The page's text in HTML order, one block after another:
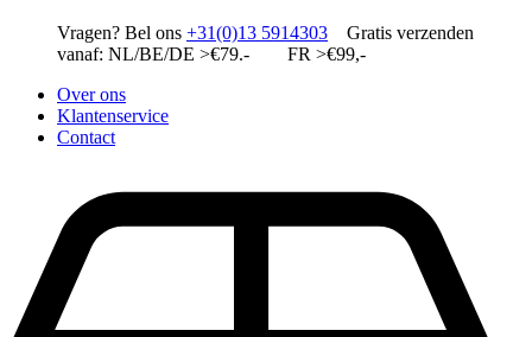
Vragen? Bel ons +31(0)13 5914303 Gratis verzenden
vanaf: NL/BE/DE >€79.- FR >€99,-
Over ons
Klantenservice
Contact